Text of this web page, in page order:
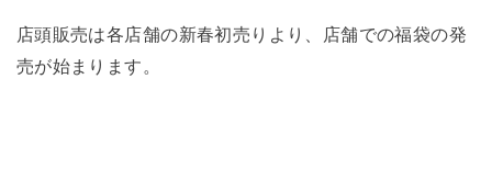
店頭販売は各店舗の新春初売りより、店舗での福袋の発
売が始まります。